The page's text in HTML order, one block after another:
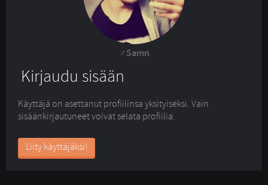
Samn
Kirjaudu sisään
Käyttäjä on asettanut profiilinsa yksityiseksi. Vain
sisäänkirjautuneet voivat selata profiilia.
Liity käyttäjäksi!